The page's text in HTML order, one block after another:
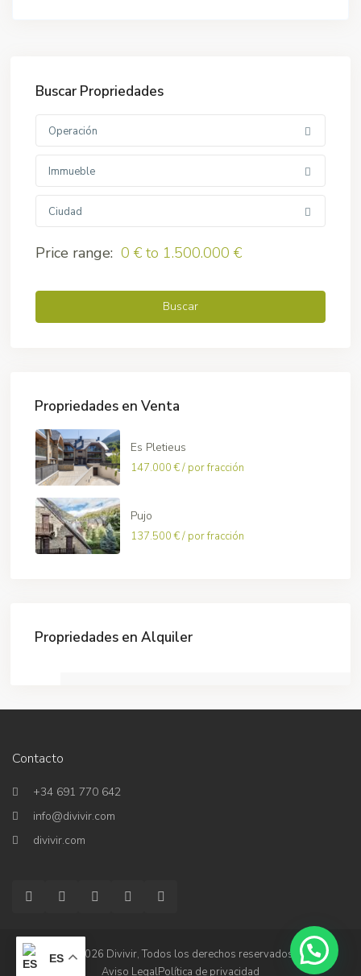
Buscar Propriedades
Operación
Immueble
Ciudad
Price range: 0 € to 1.500.000 €
Buscar
Propriedades en Venta
Es Pletieus
147.000 €/ por fracción
Pujo
137.500 €/ por fracción
Propriedades en Alquiler
Contacto
+34 691 770 642
info@divivir.com
divivir.com
© 2026 Divivir, Todos los derechos reservados.
Aviso LegalPolítica de privacidad
ES